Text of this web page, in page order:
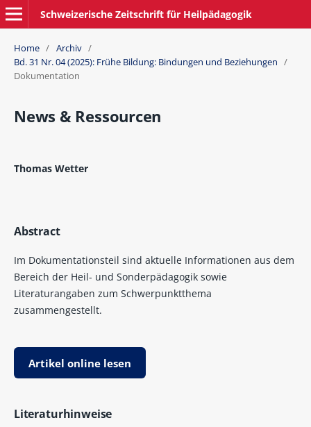
Schweizerische Zeitschrift für Heilpädagogik
Home / Archiv /
Bd. 31 Nr. 04 (2025): Frühe Bildung: Bindungen und Beziehungen /
Dokumentation
News & Ressourcen
Thomas Wetter
Abstract
Im Dokumentationsteil sind aktuelle Informationen aus dem
Bereich der Heil- und Sonderpädagogik sowie
Literaturangaben zum Schwerpunktthema
zusammengestellt.
Artikel online lesen
Literaturhinweise